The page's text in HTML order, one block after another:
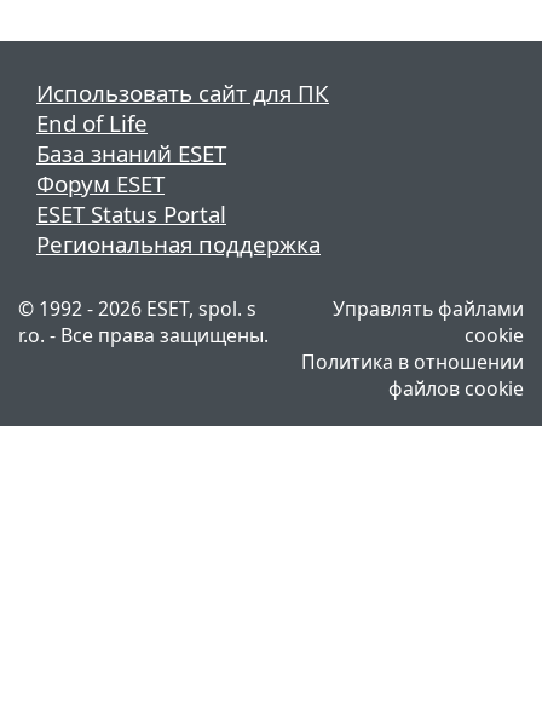
Использовать сайт для ПК
End of Life
База знаний ESET
Форум ESET
ESET Status Portal
Региональная поддержка
© 1992 - 2026 ESET, spol. s
r.o. - Все права защищены.
Управлять файлами
cookie
Политика в отношении
файлов cookie